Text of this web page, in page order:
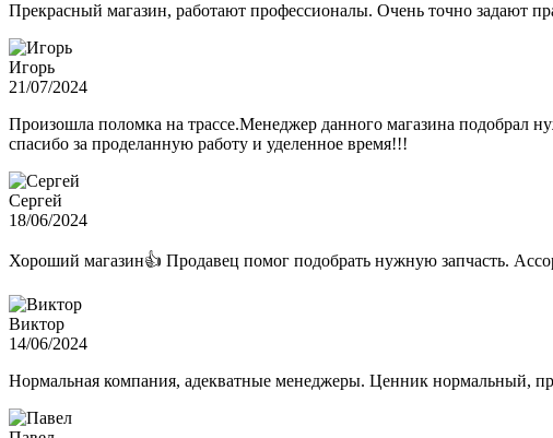
Прекрасный магазин, работают профессионалы. Очень точно задают
Игорь
21/07/2024
Произошла поломка на трассе.Менеджер данного магазина подобрал
спасибо за проделанную работу и уделенное время!!!
Сергей
18/06/2024
Хороший магазин👍 Продавец помог подобрать нужную запчасть.
Виктор
14/06/2024
Нормальная компания, адекватные менеджеры. Ценник нормальный,